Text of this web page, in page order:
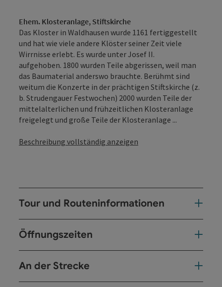
Ehem. Klosteranlage, Stiftskirche
Das Kloster in Waldhausen wurde 1161 fertiggestellt
und hat wie viele andere Klöster seiner Zeit viele
Wirrnisse erlebt. Es wurde unter Josef II.
aufgehoben. 1800 wurden Teile abgerissen, weil man
das Baumaterial anderswo brauchte. Berühmt sind
weitum die Konzerte in der prächtigen Stiftskirche (z.
b. Strudengauer Festwochen) 2000 wurden Teile der
mittelalterlichen und frühzeitlichen Klosteranlage
freigelegt und große Teile der Klosteranlage ...
Beschreibung vollständig anzeigen
Tour und Routeninformationen
Öffnungszeiten
An der Strecke